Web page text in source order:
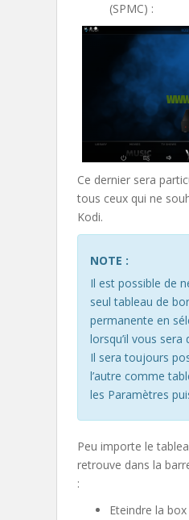
(SPMC) :
Ce dernier sera
tous ceux qui ne
Kodi.
NOTE :
Il est possible de
seul tableau de
permanente en
lorsqu’il vous
Il sera toujours
l’autre comme
les Paramètres
Peu importe le
retrouve dans la
:
Eteindre la